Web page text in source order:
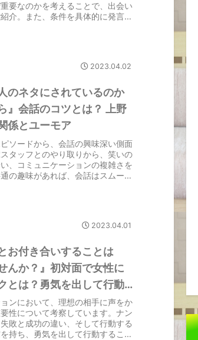
要なのかを考えることで、出会い
介。また、条件を具体的に発言す
2023.04.02
のネタにされているのか
』会話のコツとは？ 上野
係とユーモア
ソードから、会話の興味深い側面
タッフとのやり取りから、笑いの
、コミュニケーションの複雑さを
の趣味があれば、会話はスムーズ
2023.04.01
お付き合いすることは
んか？』初対面で女性に
とは？勇気を出して行動
ンにおいて、理想の相手に声をか
性について考察しています。ナン
敗と成功の違い、そして行動する
持ち、勇気を出して行動すること